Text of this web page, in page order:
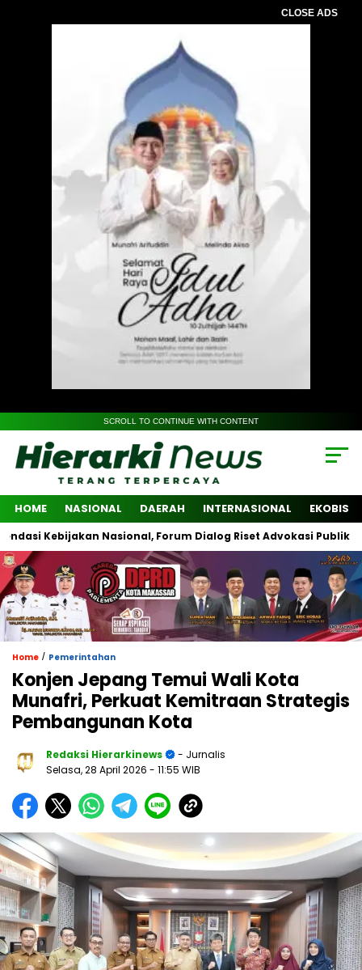
CLOSE ADS
SCROLL TO CONTINUE WITH CONTENT
HOME NASIONAL DAERAH INTERNASIONAL EKOBIS
Kebijakan Nasional, Forum Dialog Riset Advokasi Publik
Home / Pemerintahan
Konjen Jepang Temui Wali Kota
Munafri, Perkuat Kemitraan Strategis
Pembangunan Kota
Redaksi Hierarkinews
- Jurnalis
Selasa, 28 April 2026 - 11:55 WIB